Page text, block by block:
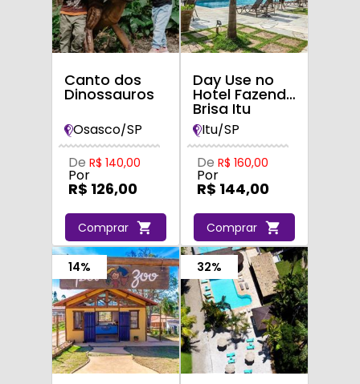
Canto dos
Dinossauros
Osasco/SP
De R$ 140,00
Por
R$ 126,00
Comprar
Day Use no
Hotel Fazenda
Brisa Itu
Itu/SP
De R$ 160,00
Por
R$ 144,00
Comprar
14% 32%